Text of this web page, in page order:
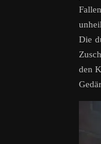
Die
den